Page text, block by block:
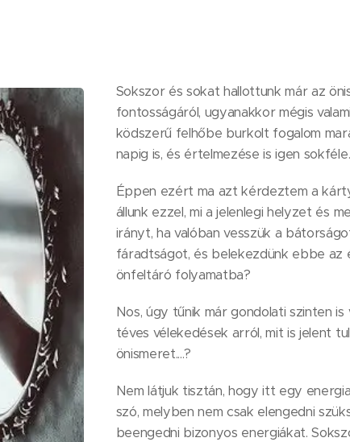
Sokszor és sokat hallottunk már az
fontosságáról, ugyanakkor mégis
ködszerű felhőbe burkolt fogalom
napig is, és értelmezése is igen sokféle.
Éppen ezért ma azt kérdeztem a
állunk ezzel, mi a jelenlegi helyzet és
irányt, ha valóban vesszük a
fáradtságot, és belekezdünk ebbe az
önfeltáró folyamatba?
Nos, úgy tűnik már gondolati szinten is
téves vélekedések arról, mit is jelent
önismeret....?
Nem látjuk tisztán, hogy itt egy
szó, melyben nem csak elengedni
beengedni bizonyos energiákat.